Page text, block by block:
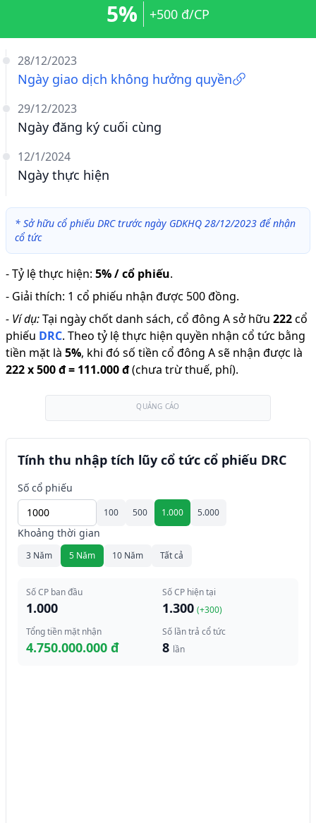
28/12/2023
Ngày giao dịch không hưởng quyền
29/12/2023
Ngày đăng ký cuối cùng
12/1/2024
Ngày thực hiện
5% +500 đ/CP
* Sở hữu cổ phiếu DRC trước ngày GDKHQ 28/12/2023 để nhận
cổ tức
-Tỷ lệ thực hiện: 5% / cổ phiếu.
- Giải thích: 1 cổ phiếu nhận được 500 đồng.
- Ví dụ:Tại ngày chốt danh sách, cổ đông A sở hữu 222cổ
phiếu DRC. Theo tỷ lệ thực hiện quyền nhận cổ tức bằng
tiền mặt là 5%, khi đó số tiền cổ đông A sẽ nhận được là
222x500 đ= 111.000 đ(chưa trừ thuế, phí).
QUẢNG CÁO
Tính thu nhập tích lũy cổ tức cổ phiếu DRC
Số cổ phiếu
100 500 1.000 5.000
Khoảng thời gian
3 Năm 5 Năm 10 Năm Tất cả
Số CP ban đầu
1.000
Số CP hiện tại
1.300 (+300)
Tổng tiền mặt nhận
4.750.000.000 đ
Số lần trả cổ tức
8 lần